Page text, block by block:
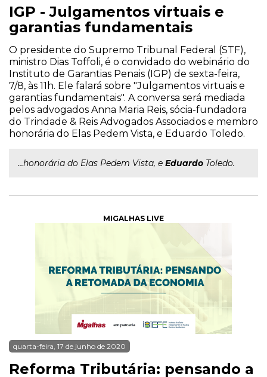
IGP - Julgamentos virtuais e
garantias fundamentais
O presidente do Supremo Tribunal Federal (STF),
ministro Dias Toffoli, é o convidado do webinário do
Instituto de Garantias Penais (IGP) de sexta-feira,
7/8, às 11h. Ele falará sobre "Julgamentos virtuais e
garantias fundamentais". A conversa será mediada
pelos advogados Anna Maria Reis, sócia-fundadora
do Trindade & Reis Advogados Associados e membro
honorária do Elas Pedem Vista, e Eduardo Toledo.
...honorária do Elas Pedem Vista, e Eduardo Toledo.
MIGALHAS LIVE
quarta-feira, 17 de junho de 2020
Reforma Tributária: pensando a